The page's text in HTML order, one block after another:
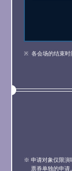
各会场的结束时
※ 申请对象仅限演
票券单独的申请。